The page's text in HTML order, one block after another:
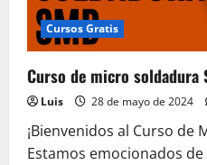
Cursos Gratis
Curso de micro soldadura
Luis 28 de mayo de 2024
¡Bienvenidos al Curso de
Estamos emocionados